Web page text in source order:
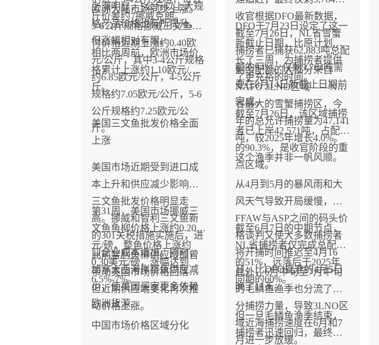
上涨明显，5公斤以上大规
格产品价格也有所提升，
但涨幅相对有限。
斤价差约7挪威克朗。
欧洲大陆市场同步上涨。
3-6公斤规格挪威三文鱼交
付价格近期上涨约0.40欧
元/公斤，其中3-4公斤规格
约6.85欧元/公斤，4-5公斤
规格约7.05欧元/公斤，5-6
公斤规格约7.25欧元/公
斤。
相比两周前，欧洲市场价
格累计上涨约1.10欧元/公
斤。
美国三文鱼批发价格全面
上涨
美国市场近期受到进口成
本上升和供应减少影响，
三文鱼批发价格明显走
高。挪威和智利三文鱼新
的301关税措施实施后，进
口企业成本增加。同时，
加拿大西海岸整鱼供应减
少，使美国买家更多依赖
欧洲货源。
第31周，美国市场挪威三
文鱼鱼柳价格上涨约0.20美
元/磅，整鱼价格上涨约
0.30美元/磅，涨幅达到
6.5%-7%。
此前智利鱼柳供应增加曾
带动美国市场价格回落，
但近期供应端变化再次推
动价格上涨。
中国市场价格区域分化
收官根据DFO最新数据，
截至7月26日，NL省雪蟹
捕捞者已捕获62,883吨总配
额的94%，仅剩3,764吨需
要在8月14日新截止日期前
完成。
DFO于7月23日设定了这一
新截止日期，比原计划延
长了三周，为捕捞者提供
了更充裕的时间。
剩余配额的大部分来自
NAFO 3LNO区域——NL
省最大的雪蟹捕捞区，今
年的总允许捕捞量为47,141
吨，较2025年增长4.0%。
截至7月26日，该区域捕捞
者已上岸42,571吨，占配额
的90.3%，是收官阶段的重
点区域。
这个渔季并非一帆风顺。
从4月到5月的暴风雨和大
风天气导致开局缓慢，
FFAW与ASP之间的码头价
格谈判又使大多数捕捞者
将开捕时间推迟至4月16
日，比DFO批准的4月5日
晚了11天。
截至6月7日的中期节点，
NL省捕捞者仅完成总配额
的51%，远落后于2025年
同期的60%。
此外，6月中旬至7月中旬
的毛鳞鱼渔季也分流了部
分捕捞力量，导致3LNO区
域近海捕捞速度在6月和7
月进一步放缓。
但一旦毛鳞鱼渔季结束，
捕捞者迅速回归，最终实